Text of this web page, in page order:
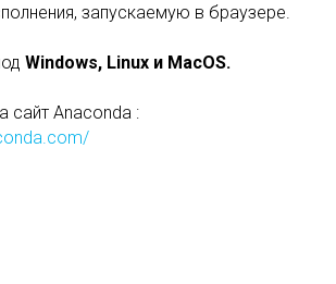
запускаемую в браузере.
Windows, Linux и MacOS.
сайт Anaconda :